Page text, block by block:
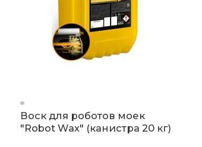
Воск для роботов моек
"Robot Wax" (канистра 20 кг)